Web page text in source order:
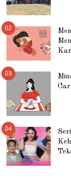
02
03
04